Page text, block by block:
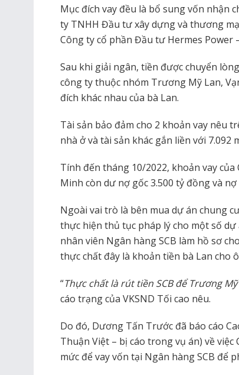
Mục đích vay đều là bổ sung vốn nhận
ty TNHH Đầu tư xây dựng và thương
Công ty cổ phần Đầu tư Hermes Power
Sau khi giải ngân, tiền được chuyển
công ty thuộc nhóm Trương Mỹ Lan,
đích khác nhau của bà Lan.
Tài sản bảo đảm cho 2 khoản vay nêu
nhà ở và tài sản khác gắn liền với 7.092
Tính đến tháng 10/2022, khoản vay
Minh còn dư nợ gốc 3.500 tỷ đồng và
Ngoài vai trò là bên mua dự án chung
thực hiện thủ tục pháp lý cho một số
nhân viên Ngân hàng SCB làm hồ sơ
thực chất đây là khoản tiền bà Lan cho
“Thực chất là rút tiền SCB để Trương
cáo trạng của VKSND Tối cao nêu.
Do đó, Dương Tấn Trước đã báo cáo
Thuận Việt – bị cáo trong vụ án) về
mức để vay vốn tại Ngân hàng SCB để